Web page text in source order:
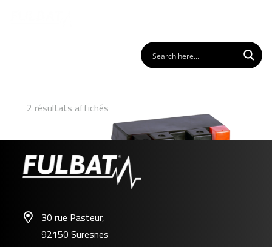
2 résultats affichés
30 rue Pasteur,
92150 Suresnes